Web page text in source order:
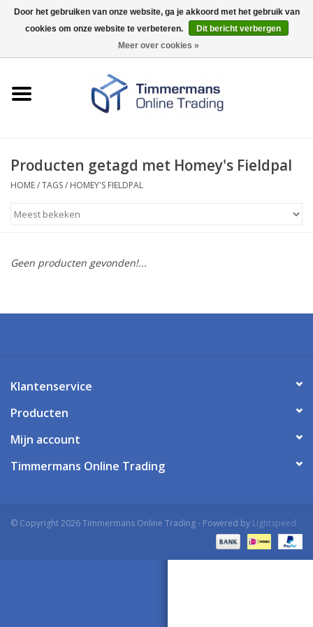
0 Artikelen - €0,00
Merken
Producten getagd met Homey's Fieldpal
HOME/TAGS/ HOMEY'S FIELDPAL
Geen producten gevonden!...
Klantenservice
Producten
Mijn account
Timmermans Online Trading
© Copyright 2026 Timmermans Online Trading - Powered by Lightspeed
Door het gebruiken van onze website, ga je akkoord met het gebruik van
cookies om onze website te verbeteren.
Dit bericht verbergen
Meer over cookies »